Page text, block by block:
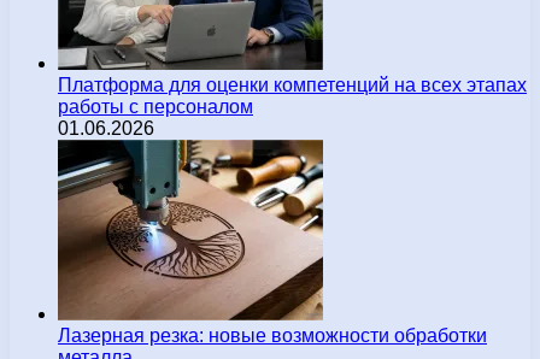
Платформа для оценки компетенций на всех этапах
работы с персоналом
01.06.2026
Лазерная резка: новые возможности обработки